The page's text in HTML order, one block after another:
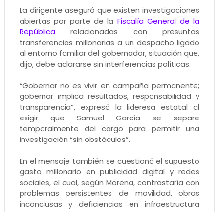
La dirigente aseguró que existen investigaciones
abiertas por parte de la Fiscalía General de la
Repúblicarelacionadas con presuntas
transferencias millonarias a un despacho ligado
al entorno familiar del gobernador, situación que,
dijo, debe aclararse sin interferencias políticas.
“Gobernar no es vivir en campaña permanente;
gobernar implica resultados, responsabilidad y
transparencia”, expresó la lideresa estatal al
exigir que Samuel García se separe
temporalmente del cargo para permitir una
investigación “sin obstáculos”.
En el mensaje también se cuestionó el supuesto
gasto millonario en publicidad digital y redes
sociales, el cual, según Morena, contrastaría con
problemas persistentes de movilidad, obras
inconclusas y deficiencias en infraestructura